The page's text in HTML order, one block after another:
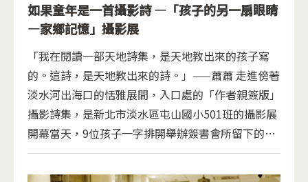
如果童年是一首攝影詩 —「孩子的另一扇眼睛
—家鄉記憶」攝影展
「我在閱讀一部天地詩集，是天地教出來的孩子寫
的。這詩，是天地教出來的詩。」——蕭蕭 走進傍著
淡水河出海口的恬雅展間，入口處的「作者親簽版」
攝影詩集，是新北市淡水區屯山國小501班的攝影展
開幕當天，9位孩子一字排開舉辦簽書會所留下的珍
品。攝影詩集的出版以及為期2個月、橫跨2020和
2021年的攝影展，是孩子們在10-11歲完成的夢想。